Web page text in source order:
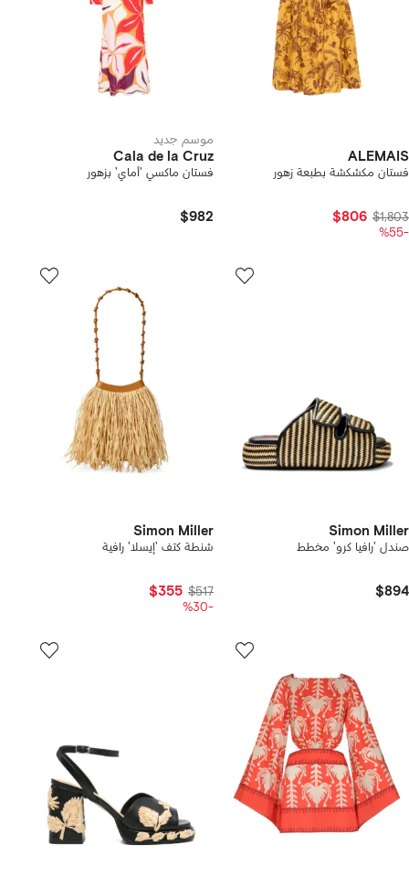
ALEMAIS
فستان مكشكشة بطبعة زهور
$1,803
$806
-%55
موسم جديد
Cala de la Cruz
فستان ماكسي 'أماي' بزهور
$982
Simon Miller
صندل 'رافيا كرو' مخطط
$894
Simon Miller
شنطة كتف 'إيسلا' رافية
$517
$355
-%30